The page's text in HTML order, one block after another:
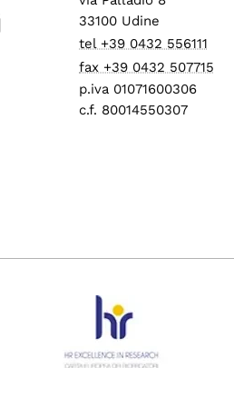
33100 Udine
tel +39 0432 556111
fax +39 0432 507715
p.iva 01071600306
c.f. 80014550307